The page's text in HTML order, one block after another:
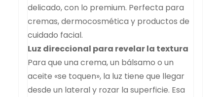
delicado, con lo premium. Perfecta para
cremas, dermocosmética y productos de
cuidado facial.
Luz direccional para revelar la textura
Para que una crema, un bálsamo o un
aceite «se toquen», la luz tiene que llegar
desde un lateral y rozar la superficie. Esa